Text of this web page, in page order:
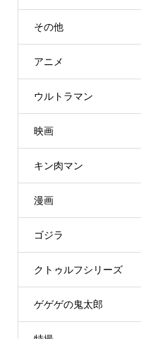
その他
アニメ
ウルトラマン
映画
キン肉マン
漫画
ゴジラ
クトゥルフシリーズ
ゲゲゲの鬼太郎